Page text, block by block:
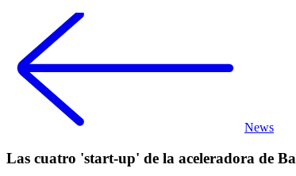
News
Las cuatro 'start-up' de la aceleradora de